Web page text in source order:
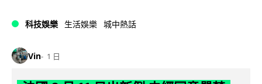
科技娛樂 生活娛樂 城中熱話
Vin 1 日